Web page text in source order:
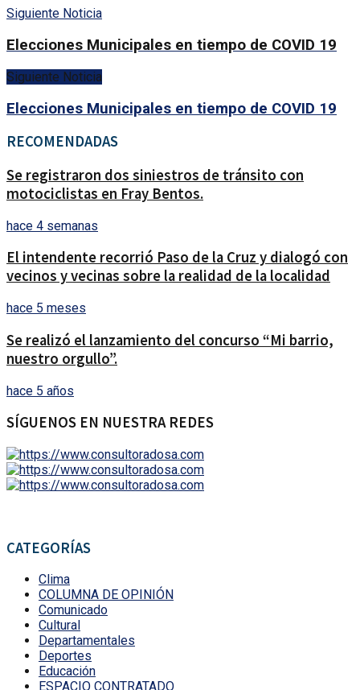
Siguiente Noticia
Elecciones Municipales en tiempo de COVID 19
Siguiente Noticia
Elecciones Municipales en tiempo de COVID 19
RECOMENDADAS
Se registraron dos siniestros de tránsito con
motociclistas en Fray Bentos.
hace 4 semanas
El intendente recorrió Paso de la Cruz y dialogó con
vecinos y vecinas sobre la realidad de la localidad
hace 5 meses
Se realizó el lanzamiento del concurso “Mi barrio,
nuestro orgullo”.
hace 5 años
SÍGUENOS EN NUESTRA REDES
CATEGORÍAS
Clima
COLUMNA DE OPINIÓN
Comunicado
Cultural
Departamentales
Deportes
Educación
ESPACIO CONTRATADO